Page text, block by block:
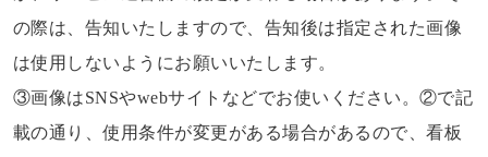
の際は、告知いたしますので、告知後は指定された画像
は使用しないようにお願いいたします。
③画像はSNSやwebサイトなどでお使いください。②で記
載の通り、使用条件が変更がある場合があるので、看板